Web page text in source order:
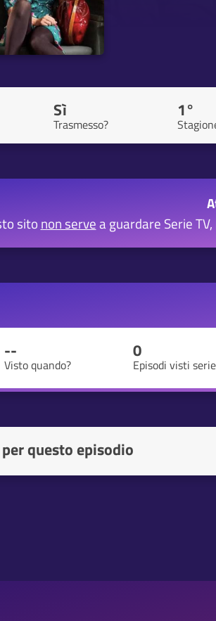
Sì
Trasmesso?
1°
sito non servea guardare Serie
--
Visto quando?
0
Episodi visti serie
questo episodio